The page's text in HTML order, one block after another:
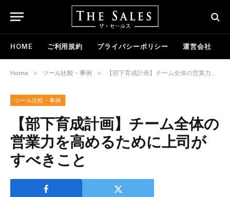
HOME ご利用規約 プライバシーポリシー 運営会社
Home » ツール比較・事例 » 【部下育成計画】チーム全体の営業力を高めるために上司がすべきこと
ツール比較・事例
【部下育成計画】チーム全体の
営業力を高めるために上司が
すべきこと